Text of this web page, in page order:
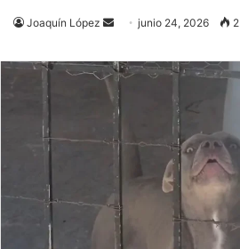
Joaquín López
Send
email
junio 24, 2026 2